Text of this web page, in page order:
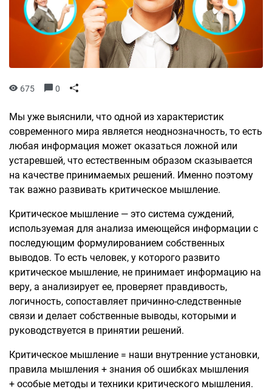
675 0
Мы уже выяснили, что одной из характеристик
современного мира является неоднозначность, то есть
любая информация может оказаться ложной или
устаревшей, что естественным образом сказывается
на качестве принимаемых решений. Именно поэтому
так важно развивать критическое мышление.
Критическое мышление — это система суждений,
используемая для анализа имеющейся информации с
последующим формулированием собственных
выводов. То есть человек, у которого развито
критическое мышление, не принимает информацию на
веру, а анализирует ее, проверяет правдивость,
логичность, сопоставляет причинно-следственные
связи и делает собственные выводы, которыми и
руководствуется в принятии решений.
Критическое мышление = наши внутренние установки,
правила мышления + знания об ошибках мышления
+ особые методы и техники критического мышления.